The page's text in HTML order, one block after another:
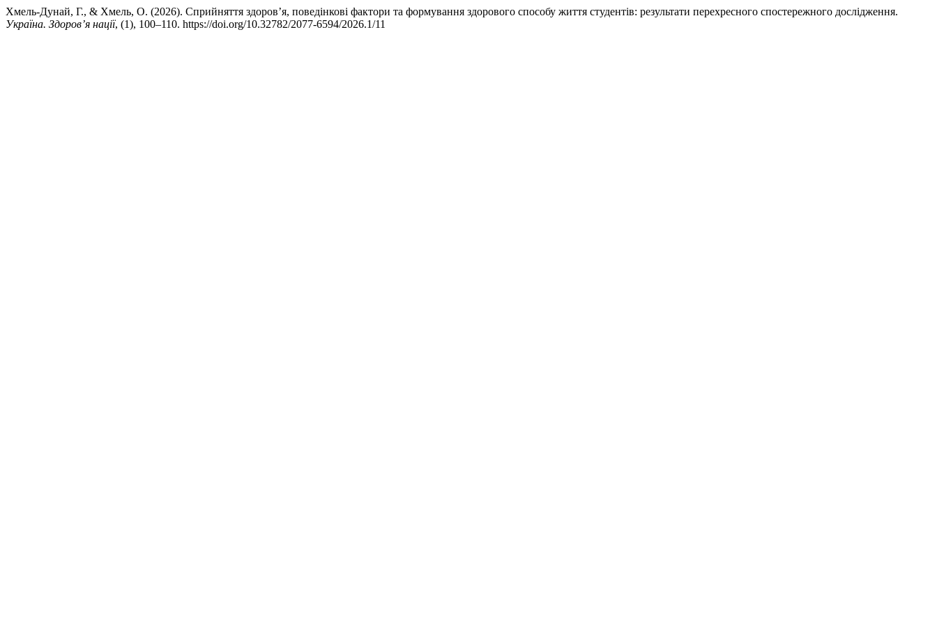
Хмель-Дунай, Г., & Хмель, О. (2026). Сприйняття здоров’я, поведінкові фактори та формування здорового способу життя студентів: результати перехресного спостережного дослідження.
Україна. Здоров’я нації, (1), 100–110. https://doi.org/10.32782/2077-6594/2026.1/11